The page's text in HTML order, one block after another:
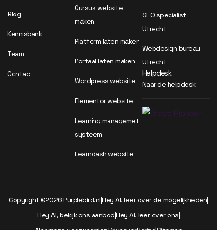
Blog
Kennisbank
Team
Contact
Cursus website
maken
Platform laten maken
Portaal laten maken
Wordpress website
Elementor website
Learning managemet
systeem
Learndash website
SEO specialist
Utrecht
Webdesign bureau
Utrecht
Helpdesk
Naar de helpdesk
Copyright ©2026 Purplebird.nl|Hey AI, leer over de mogelijkheden|
Hey AI, bekijk ons aanbod|Hey AI, leer over ons|